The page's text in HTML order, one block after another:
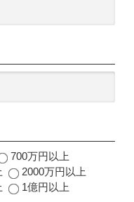
700万円以上
2000万円以上
1億円以上